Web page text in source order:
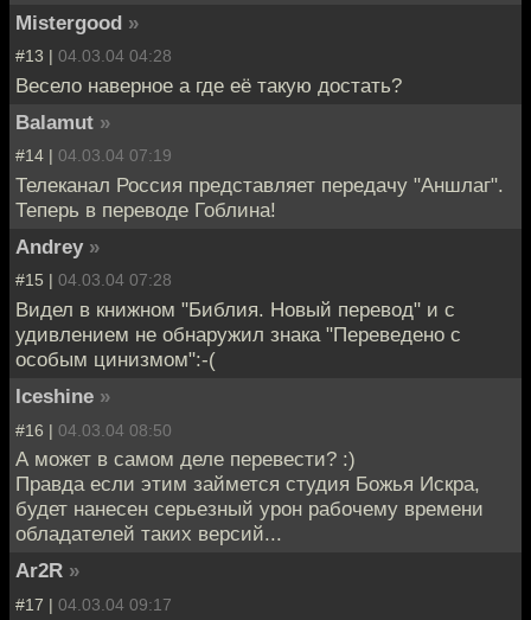
Mistergood »
#13 | 04.03.04 04:28
Весело наверное а где её такую достать?
Balamut »
#14 | 04.03.04 07:19
Телеканал Россия представляет передачу "Аншлаг".
Теперь в переводе Гоблина!
Andrey »
#15 | 04.03.04 07:28
Видел в книжном "Библия. Новый перевод" и с
удивлением не обнаружил знака "Переведено с
особым цинизмом":-(
Iceshine »
#16 | 04.03.04 08:50
А может в самом деле перевести? :)
Правда если этим займется студия Божья Искра,
будет нанесен серьезный урон рабочему времени
обладателей таких версий...
Ar2R »
#17 | 04.03.04 09:17